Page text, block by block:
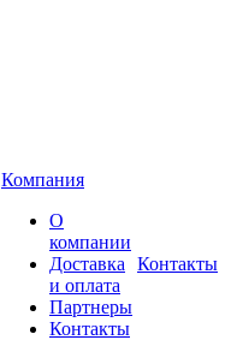
Компания
О
компании
Доставка
и оплата
Партнеры
Контакты
Контакты